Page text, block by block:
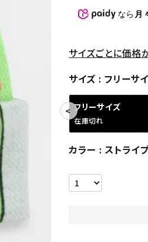
なら 月
サイズごとに価格
サイズ
フリーサ
フリーサイズ
在庫切れ
カラー ストライ